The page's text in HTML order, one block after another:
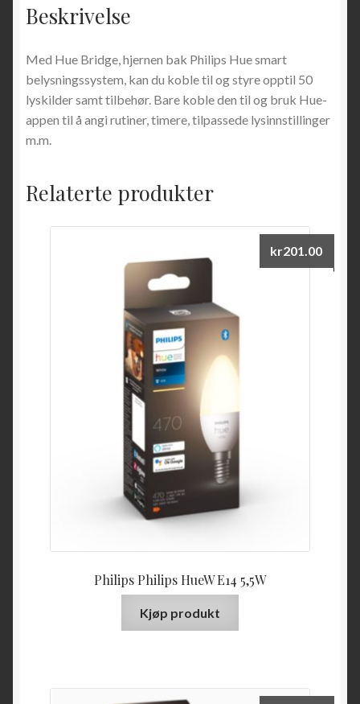
Beskrivelse
Med Hue Bridge, hjernen bak Philips Hue smart
belysningssystem, kan du koble til og styre opptil 50
lyskilder samt tilbehør. Bare koble den til og bruk Hue-
appen til å angi rutiner, timere, tilpassede lysinnstillinger
m.m.
Relaterte produkter
Philips Philips HueW E14 5,5W
kr201.00
Kjøp produkt